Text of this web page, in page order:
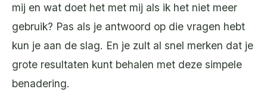
mij en wat doet het met mij als ik het niet meer
gebruik? Pas als je antwoord op die vragen hebt
kun je aan de slag. En je zult al snel merken dat je
grote resultaten kunt behalen met deze simpele
benadering.